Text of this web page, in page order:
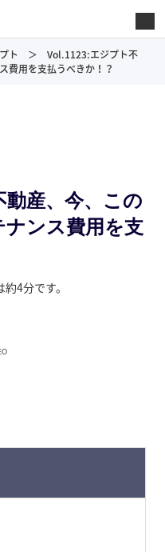
ト
Vol.1123:エジプト不
費用を支払うべきか！？
産、今、この
ンス費用を支
4分です。